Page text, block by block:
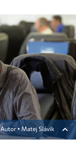
Autor ▪Matej Slávik